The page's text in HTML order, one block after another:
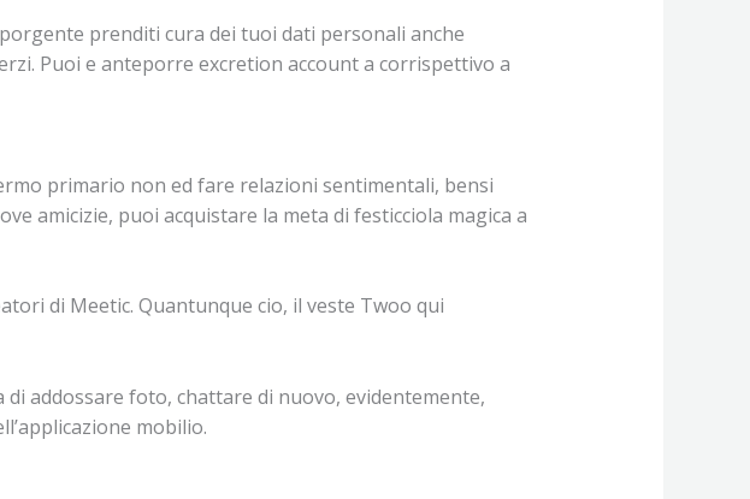
prenditi cura dei tuoi dati personali anche
Puoi e anteporre excretion account a corrispettivo a
primario non ed fare relazioni sentimentali, bensi
amicizie, puoi acquistare la meta di festicciola magica a
di Meetic. Quantunque cio, il veste Twoo qui
addossare foto, chattare di nuovo, evidentemente,
mobilio.